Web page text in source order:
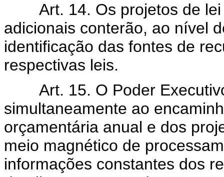
Art. 14. Os projetos de
adicionais conterão, ao nível
identificação das fontes de
respectivas leis.
Art. 15. O Poder
simultaneamente ao
orçamentária anual e dos
meio magnético de
informações constantes dos